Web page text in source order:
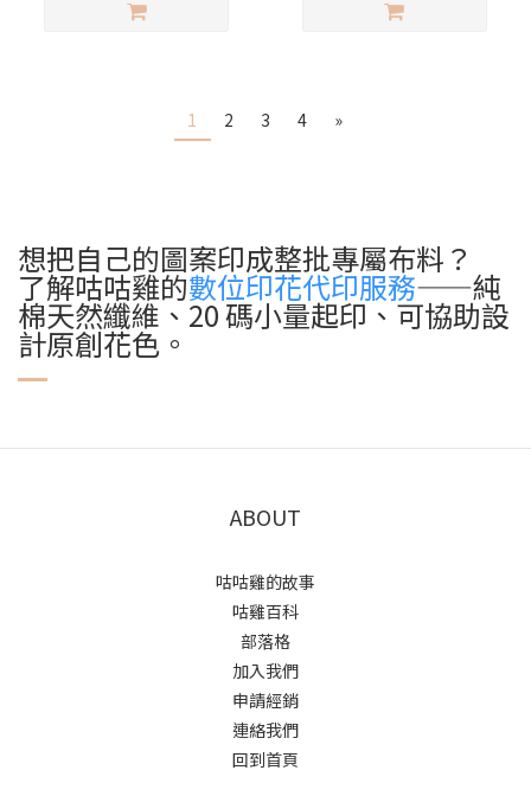
1 2 3 4 »
想把自己的圖案印成整批專屬布料？
了解咕咕雞的數位印花代印服務——純
棉天然纖維、20 碼小量起印、可協助設
計原創花色。
ABOUT
咕咕雞的故事
咕雞百科
部落格
加入我們
申請經銷
連絡我們
回到首頁